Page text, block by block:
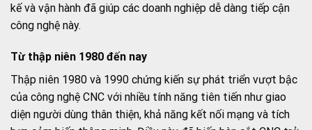
kế và vận hành đã giúp các doanh nghiệp dễ dàng tiếp cận
công nghệ này.
Từ thập niên 1980 đến nay
Thập niên 1980 và 1990 chứng kiến sự phát triển vượt bậc
của công nghệ CNC với nhiều tính năng tiên tiến như giao
diện người dùng thân thiện, khả năng kết nối mạng và tích